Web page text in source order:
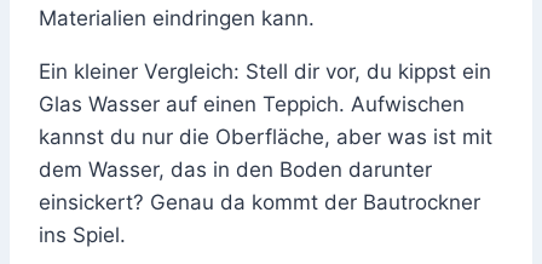
Materialien eindringen kann.
Ein kleiner Vergleich: Stell dir vor, du kippst ein
Glas Wasser auf einen Teppich. Aufwischen
kannst du nur die Oberfläche, aber was ist mit
dem Wasser, das in den Boden darunter
einsickert? Genau da kommt der Bautrockner
ins Spiel.